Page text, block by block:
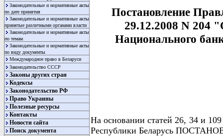
Законодательные и нормативные акты
по дате принятия
Законодательные и нормативные акты
принятые различными органами власти
Законодательные и нормативные акты
по темам
Законодательные и нормативные акты
по виду документы
Международное право в Беларуси
Законодательство СССР
Законы других стран
Кодексы
Законодательство РФ
Право Украины
Полезные ресурсы
Контакты
Новости сайта
Поиск документа
Постановление
29.12.2008 N 204
Национального
На основании статей 26, 34 и
Республики Беларусь